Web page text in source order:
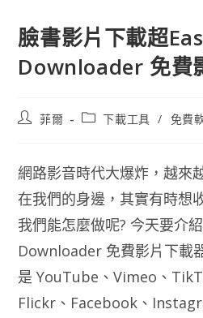
臉書影片下載超
Downloader 免費
文
者:
菲爾
文
別:
下載工具 / 免費
網路影音時代大爆炸，越來
在我們的身邊，其實有時想
我們能怎麼做呢? 今天要介
Downloader 免費影片下載
是 YouTube、Vimeo、
Flickr、Facebook、